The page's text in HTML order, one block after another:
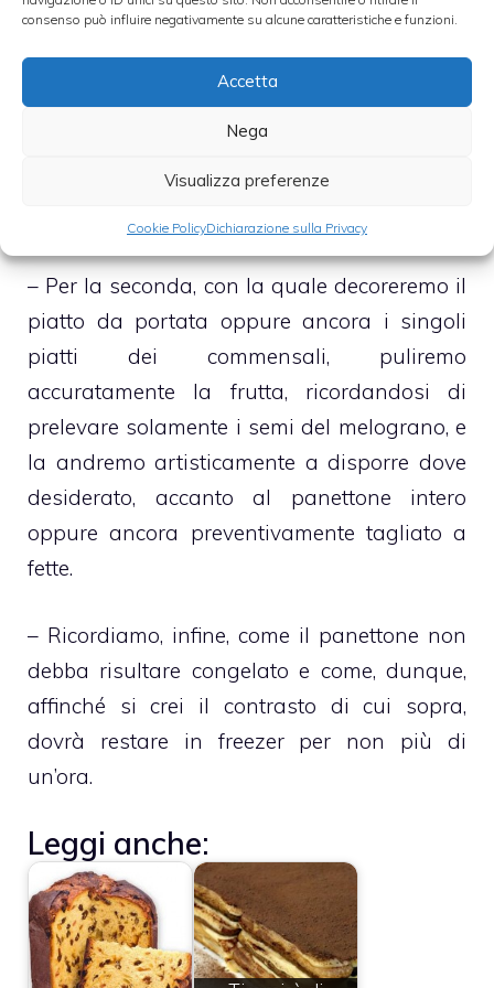
consenso può influire negativamente su alcune caratteristiche e funzioni.
Accetta
Nega
Visualizza preferenze
Cookie PolicyDichiarazione sulla Privacy
– Nell’attesa che il tutto si compatti
– Per la prima, molto semplicemente,
monteremo della panna, con dello zucchero
vanigliato, che andremo poi, al momento di
servire, a versare sul panettone.
– Per la seconda, con la quale decoreremo il
piatto da portata oppure ancora i singoli
piatti dei commensali, puliremo
accuratamente la frutta, ricordandosi di
prelevare solamente i semi del melograno, e
la andremo artisticamente a disporre dove
desiderato, accanto al panettone intero
oppure ancora preventivamente tagliato a
fette.
– Ricordiamo, infine, come il panettone non
debba risultare congelato e come, dunque,
affinché si crei il contrasto di cui sopra,
dovrà restare in freezer per non più di
un’ora.
Leggi anche: